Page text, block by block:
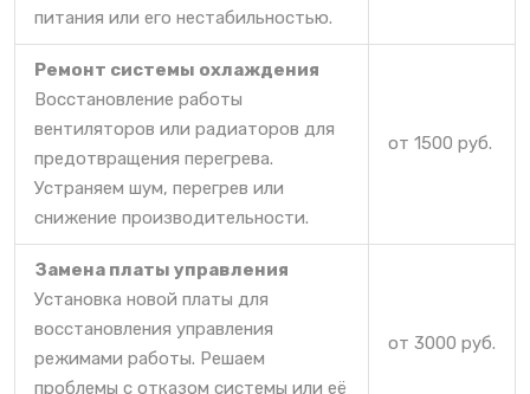
питания или его нестабильностью.
Ремонт системы охлаждения
Восстановление работы
вентиляторов или радиаторов для
предотвращения перегрева.
Устраняем шум, перегрев или
снижение производительности.
от 1500 руб.
Замена платы управления
Установка новой платы для
восстановления управления
режимами работы. Решаем
проблемы с отказом системы или её
от 3000 руб.